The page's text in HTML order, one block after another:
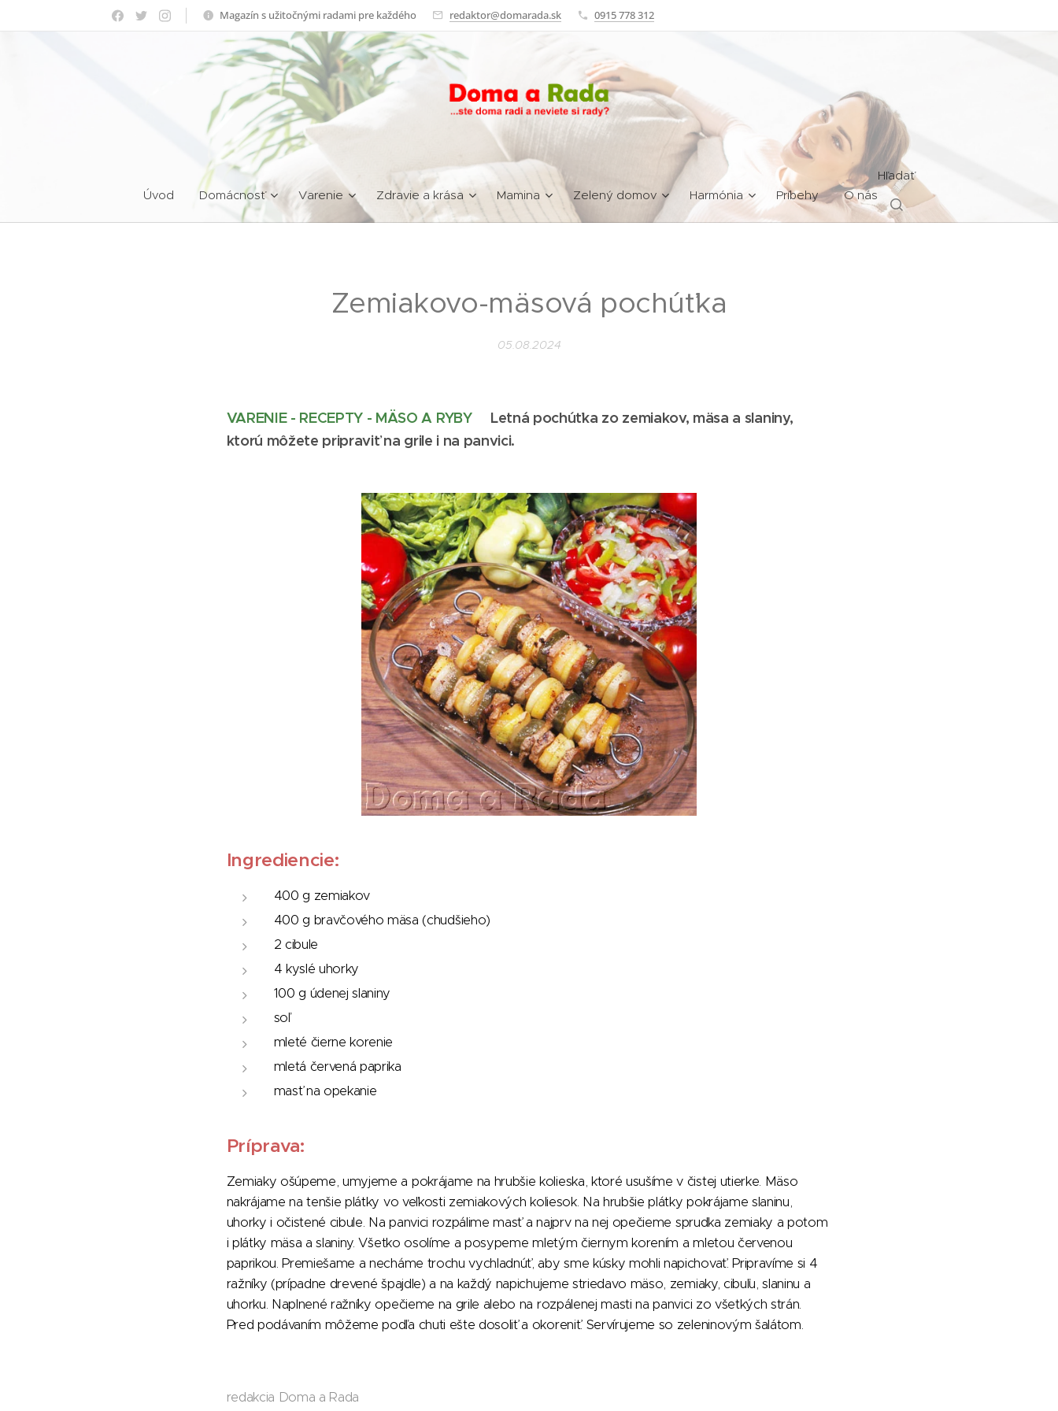
Magazín s užitočnými radami pre každého redaktor@domarada.sk 0915 778 312
Úvod Domácnosť Varenie Zdravie a krása Mamina Zelený domov Harmónia Príbehy O nás
Hľadať
Zemiakovo-mäsová pochúťka
05.08.2024
VARENIE - RECEPTY - MÄSO A RYBY
Letná pochúťka zo zemiakov, mäsa a slaniny,
ktorú môžete pripraviť na grile i na panvici.
Ingrediencie:
400 g zemiakov
400 g bravčového mäsa (chudšieho)
2 cibule
4 kyslé uhorky
100 g údenej slaniny
soľ
mleté čierne korenie
mletá červená paprika
masť na opekanie
Príprava:
Zemiaky ošúpeme, umyjeme a pokrájame na hrubšie kolieska, ktoré usušíme v čistej utierke. Mäso
nakrájame na tenšie plátky vo veľkosti zemiakových koliesok. Na hrubšie plátky pokrájame slaninu,
uhorky i očistené cibule. Na panvici rozpálime masť a najprv na nej opečieme sprudka zemiaky a potom
i plátky mäsa a slaniny. Všetko osolíme a posypeme mletým čiernym korením a mletou červenou
paprikou. Premiešame a necháme trochu vychladnúť, aby sme kúsky mohli napichovať. Pripravíme si 4
ražníky (prípadne drevené špajdle) a na každý napichujeme striedavo mäso, zemiaky, cibuľu, slaninu a
uhorku. Naplnené ražníky opečieme na grile alebo na rozpálenej masti na panvici zo všetkých strán.
Pred podávaním môžeme podľa chuti ešte dosoliť a okoreniť. Servírujeme so zeleninovým šalátom.
redakcia Doma a Rada